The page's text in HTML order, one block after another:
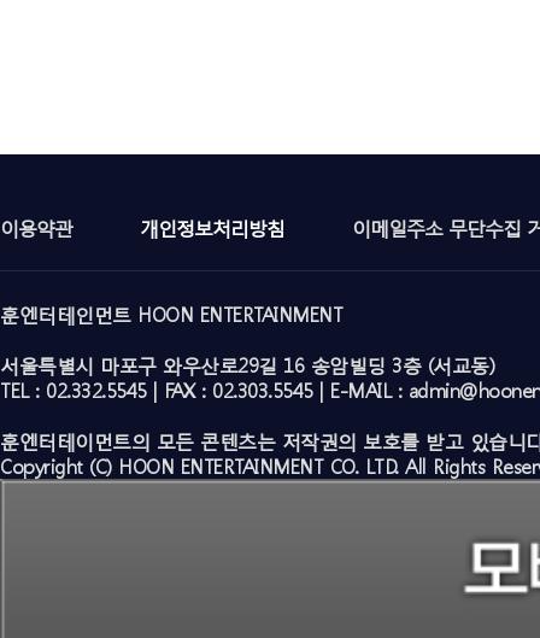
이용약관 개인정보처리방침 이메일주소 무단수집
훈엔터테인먼트 HOON ENTERTAINMENT
서울특별시 마포구 와우산로29길 16 송암빌딩 3층 (서교동)
TEL : 02.332.5545 | FAX : 02.303.5545 | E-MAIL :
훈엔터테이먼트의 모든 콘텐츠는 저작권의 보호를 받고 있습니
Copyright (C) HOON ENTERTAINMENT CO. LTD. All Rights